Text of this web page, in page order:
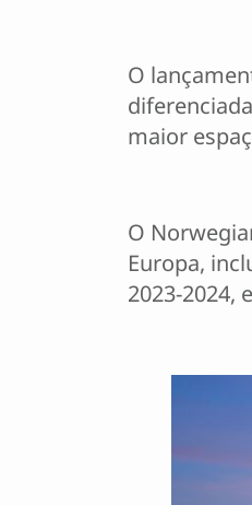
O
maior
O
Europa,
2023-2024,